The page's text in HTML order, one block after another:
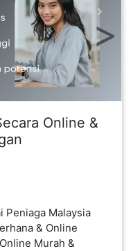
Next
Online &
Peniaga Malaysia
& Online
Murah &